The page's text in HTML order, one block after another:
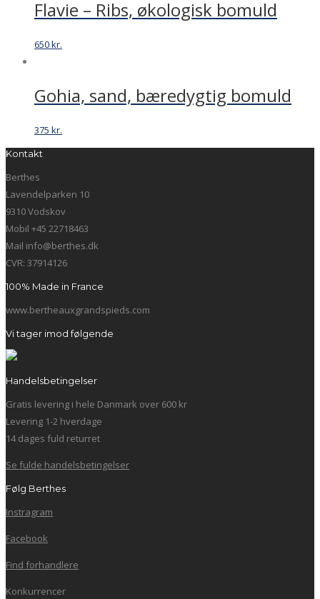
Flavie – Ribs, økologisk bomuld
650kr.
Gohia, sand, bæredygtig bomuld
375 kr.
Kontakt
Berthes
Lavendelparken 10
9310 Vodskov
Mobil +45 22718463
Mail info@berthes.dk
CVR: 37914126
100% Made in France
www.bertheauxgrandspieds.com
Vi tager imod følgende
Handelsbetingelser
Gratis levering i hele Danmark over 600 kr
Levering 1-2 hverdage
14 dages fuld returret
Se fulde handelsbetingelser
Følg Berthes
Instragram
Facebook
Find forhandlere
Konkurrencer